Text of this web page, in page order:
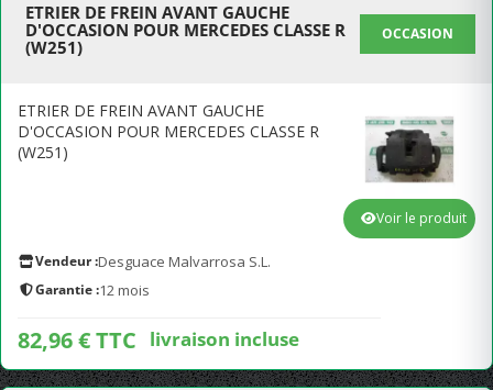
ETRIER DE FREIN AVANT GAUCHE
D'OCCASION POUR MERCEDES CLASSE R
(W251)
OCCASION
ETRIER DE FREIN AVANT GAUCHE
D'OCCASION POUR MERCEDES CLASSE R
(W251)
Vendeur :Desguace Malvarrosa S.L.
Garantie :12 mois
82,96 € TTC livraison incluse
Voir le produit